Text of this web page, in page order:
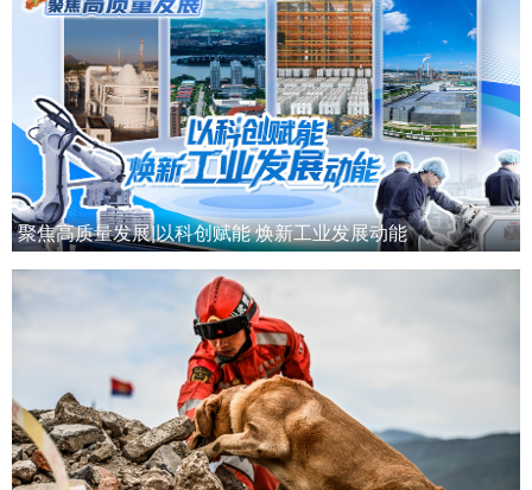
聚焦高质量发展|以科创赋能 焕新工业发展动能